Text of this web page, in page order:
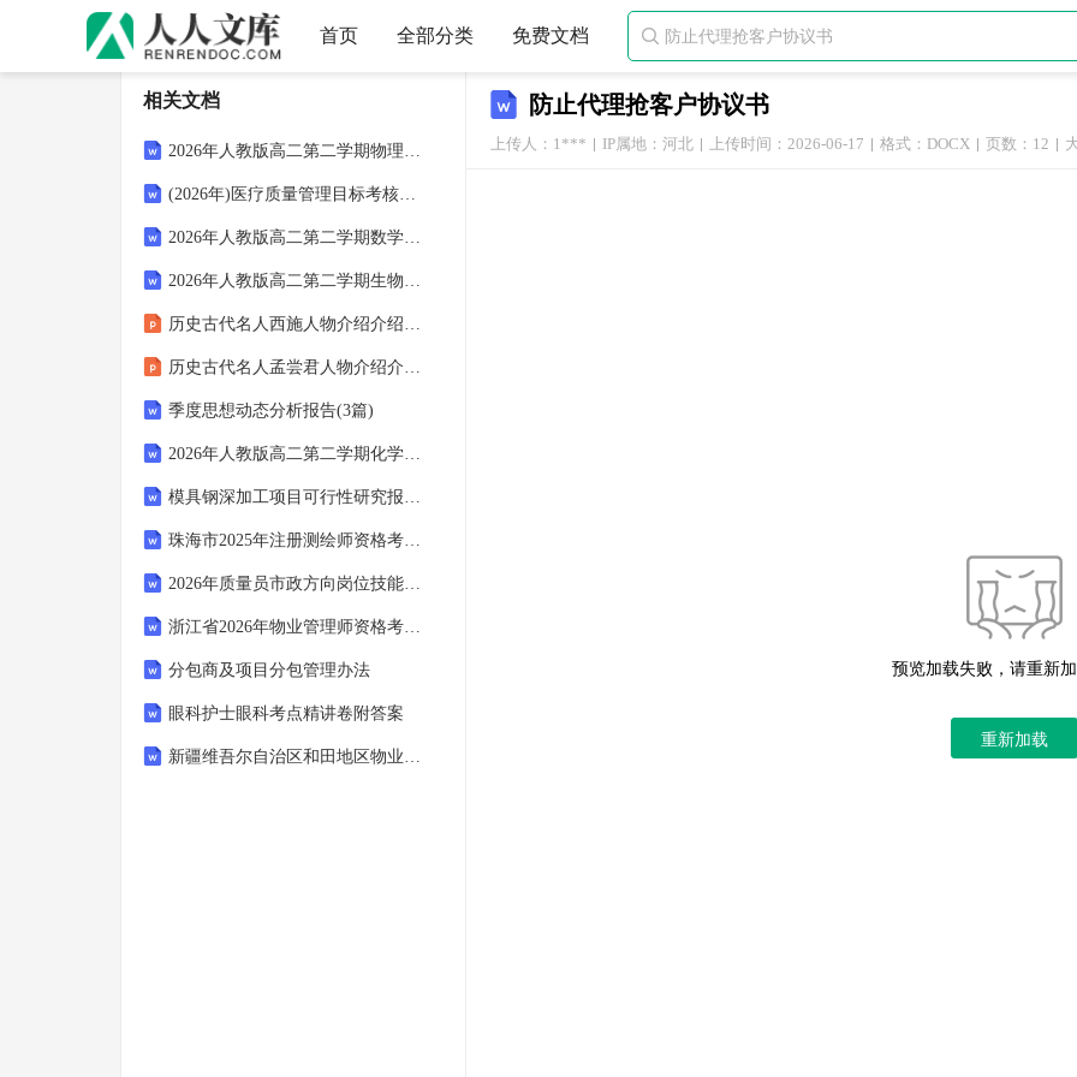
首页 全部分类 免费文档 
防止代理抢客户协议书
上传人：1*** IP属地：河北 上传时间：2026-06-17 格式：DOCX 页数：12
预览加载失败，请重新
重新加载
相关文档
2026年人教版高二第二学期物理期末全真冲刺密卷（附答案可下载）
(2026年)医疗质量管理目标考核标准
2026年人教版高二第二学期数学期末自我检测模拟试卷（附答案可下载）
2026年人教版高二第二学期生物期末全科素养综合试卷（附答案可下载）
历史古代名人西施人物介绍介绍课件
历史古代名人孟尝君人物介绍介绍课件
季度思想动态分析报告(3篇)
2026年人教版高二第二学期化学期末课后复习检测卷（附答案可下载）
模具钢深加工项目可行性研究报告模板-立项申报用
珠海市2025年注册测绘师资格考试(测绘综合能力)题库及答案
2026年质量员市政方向岗位技能考试题库及答案
浙江省2026年物业管理师资格考试(物业管理综合能力)题库及答案(建设部)
分包商及项目分包管理办法
眼科护士眼科考点精讲卷附答案
新疆维吾尔自治区和田地区物业管理师职业技能鉴定考试（技能实操技师、高级技师）在线自测试题库(2025年)